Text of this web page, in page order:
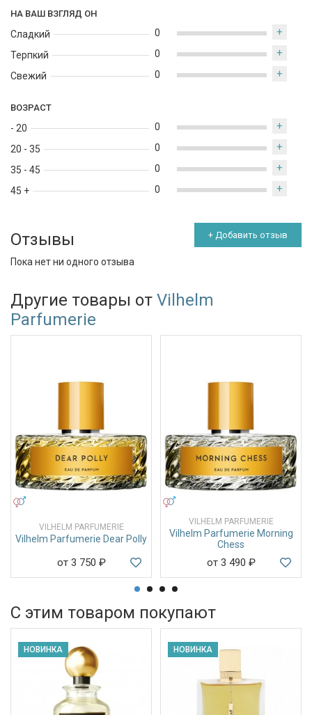
НА ВАШ ВЗГЛЯД ОН
Сладкий
Терпкий
Свежий
0 +
0 +
0 +
ВОЗРАСТ
- 20
20 - 35
35 - 45
45 +
0 +
0 +
0 +
0 +
Отзывы + Добавить отзыв
Пока нет ни одного отзыва
Другие товары от Vilhelm
Parfumerie
VILHELM PARFUMERIE
Vilhelm Parfumerie Dear Polly
от 3 750 ₽
VILHELM PARFUMERIE
Vilhelm Parfumerie Morning
Chess
от 3 490 ₽
С этим товаром покупают
НОВИНКА НОВИНКА